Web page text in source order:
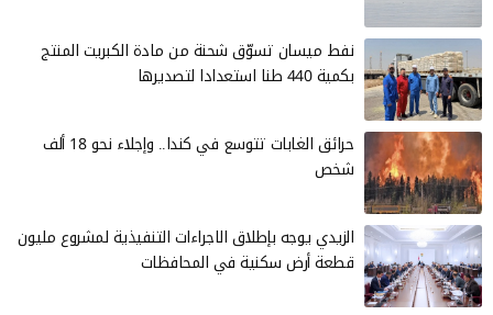
نفط ميسان تسوّق شحنة من مادة الكبريت المنتج
بكمية 440 طنا استعدادا لتصديرها
حرائق الغابات تتوسع في كندا.. وإجلاء نحو 18 ألف
شخص
الزيدي يوجه بإطلاق الاجراءات التنفيذية لمشروع مليون
قطعة أرض سكنية في المحافظات